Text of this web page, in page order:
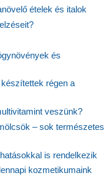
ételek és italok
és
régen a
veszünk?
– sok természetes
is rendelkezik
kozmetikumaink